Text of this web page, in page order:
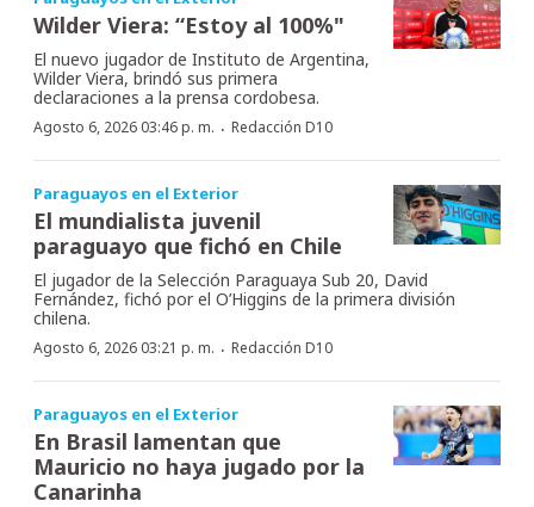
Wilder Viera: “Estoy al 100%"
El nuevo jugador de Instituto de Argentina,
Wilder Viera, brindó sus primera
declaraciones a la prensa cordobesa.
Agosto 6, 2026 03:46 p. m. · Redacción D10
Paraguayos en el Exterior
El mundialista juvenil
paraguayo que fichó en Chile
El jugador de la Selección Paraguaya Sub 20, David
Fernández, fichó por el O’Higgins de la primera división
chilena.
Agosto 6, 2026 03:21 p. m. · Redacción D10
Paraguayos en el Exterior
En Brasil lamentan que
Mauricio no haya jugado por la
Canarinha